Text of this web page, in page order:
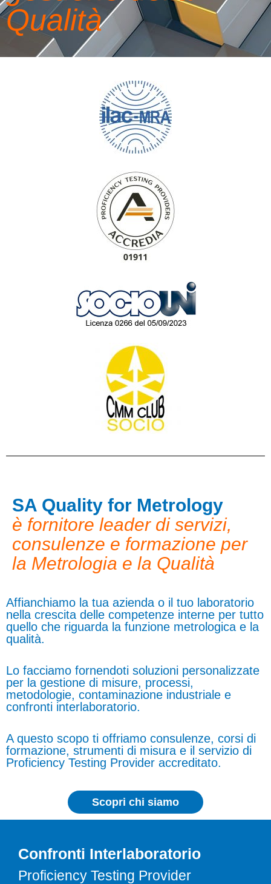
Qualità
SA Quality for Metrology
è fornitore leader di servizi,
consulenze e formazione per
la Metrologia e la Qualità
Affianchiamo la tua azienda o il tuo laboratorio
nella crescita delle competenze interne per tutto
quello che riguarda la funzione metrologica e la
qualità.
Lo facciamo fornendoti soluzioni personalizzate
per la gestione di misure, processi,
metodologie, contaminazione industriale e
confronti interlaboratorio.
A questo scopo ti offriamo consulenze, corsi di
formazione, strumenti di misura e il servizio di
Proficiency Testing Provider accreditato.
Scopri chi siamo
Confronti Interlaboratorio
Proficiency Testing Provider